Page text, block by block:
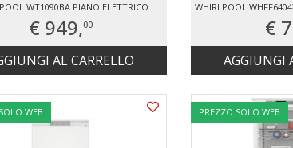
WT1090BA PIANO ELETTRICO
€ 949,00
AL CARRELLO
€
AGGIUNGI
WEB PREZZO SOLO WEB